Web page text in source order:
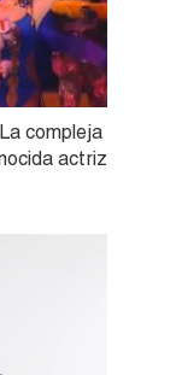
compleja
actriz